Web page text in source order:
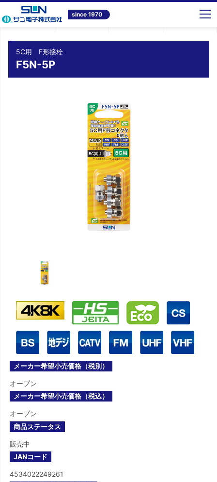
since 1970
トップ 商品情報 テレビ共同受信システム機器 5C用 F形接栓 F5N-5P
5C用 F形接栓
F5N-5P
メーカー希望小売価格（税別）
オープン
メーカー希望小売価格（税込）
オープン
商品ステータス
販売中
JANコード
4534022249261